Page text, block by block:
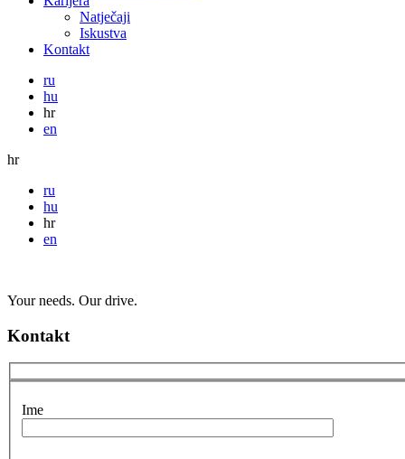
Natječaji
Iskustva
Kontakt
ru
hu
hr
en
hr
ru
hu
hr
en
Your needs. Our drive.
Kontakt
Ime